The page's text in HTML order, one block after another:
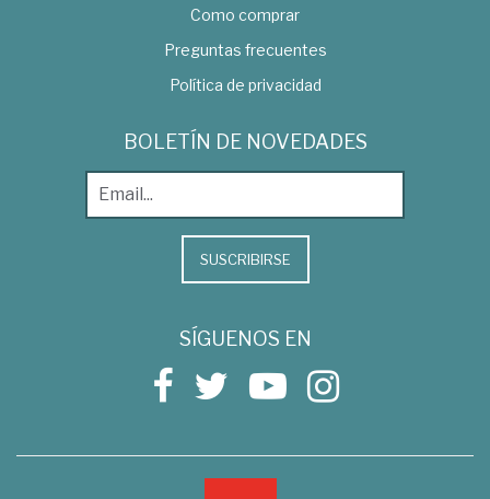
Como comprar
Preguntas frecuentes
Política de privacidad
BOLETÍN DE NOVEDADES
SUSCRIBIRSE
SÍGUENOS EN